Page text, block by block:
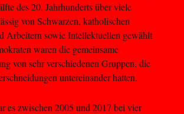
des 20. Jahrhunderts über viele
von Schwarzen, katholischen
Arbeitern sowie Intellektuellen gewählt
waren die gemeinsame
von sehr verschiedenen Gruppen, die
untereinander hatten.
zwischen 2005 und 2017 bei vier